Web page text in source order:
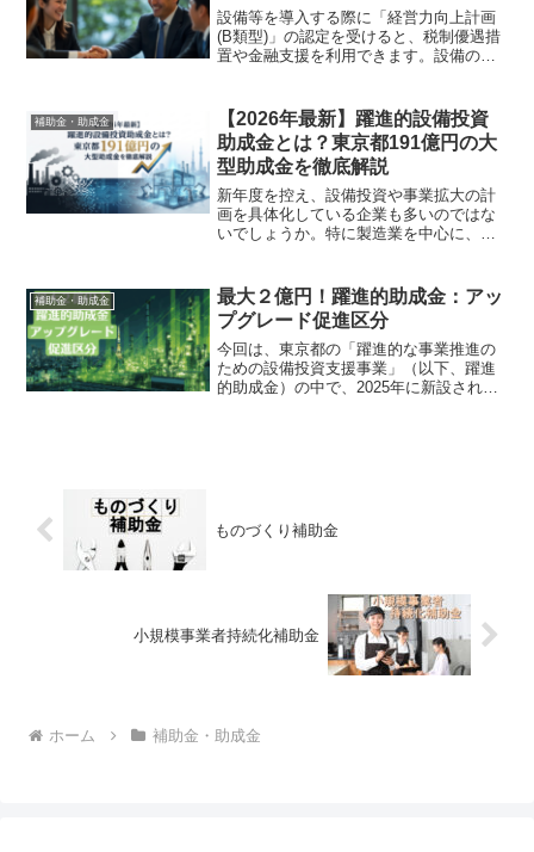
設備等を導入する際に「経営力向上計画
(B類型)」の認定を受けると、税制優遇措
置や金融支援を利用できます。設備の導
上計画」の制度が一部変更されます。本
記事の内容は、現時...
補助金・助成金
【2026年最新】躍進的設備投資
助成金とは？東京都191億円の大
型助成金を徹底解説
新年度を控え、設備投資や事業拡大の計
画を具体化している企業も多いのではな
いでしょうか。特に製造業を中心に、生
テーマが重要な経営課題となっていま
す。こうした企業の投資を...
補助金・助成金
最大２億円！躍進的助成金：アッ
プグレード促進区分
今回は、東京都の「躍進的な事業推進の
ための設備投資支援事業」（以下、躍進
的助成金）の中で、2025年に新設された
ものづくり補助金
小規模事業者持続化補助金
ホーム 補助金・助成金